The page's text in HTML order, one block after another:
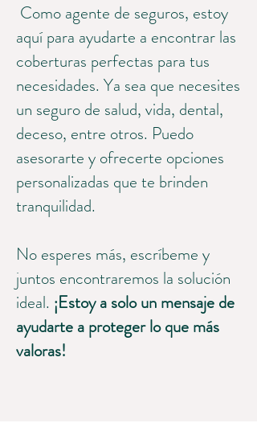
Como agente de seguros, estoy
aquí para ayudarte a encontrar las
coberturas perfectas para tus
necesidades. Ya sea que necesites
un seguro de salud, vida, dental,
deceso, entre otros. Puedo
asesorarte y ofrecerte opciones
personalizadas que te brinden
tranquilidad.
No esperes más, escríbeme y
juntos encontraremos la solución
ideal. ¡Estoy a solo un mensaje de
ayudarte a proteger lo que más
valoras!